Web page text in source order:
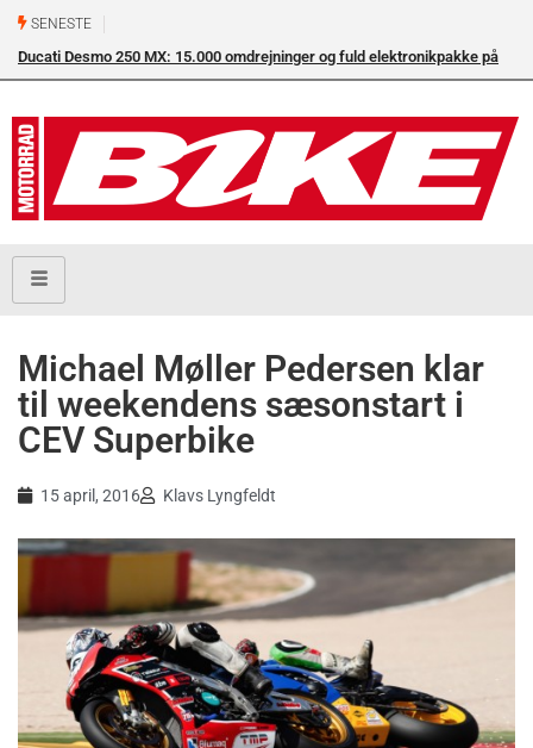
SENESTE
Ducati Desmo 250 MX: 15.000 omdrejninger og fuld elektronikpakke på
Michael Møller Pedersen klar
til weekendens sæsonstart i
CEV Superbike
15 april, 2016 Klavs Lyngfeldt